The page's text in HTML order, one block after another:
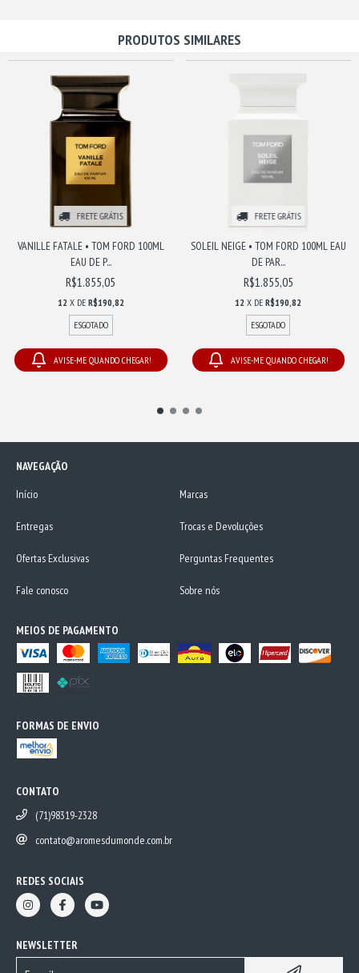
PRODUTOS SIMILARES
FRETE GRÁTIS
VANILLE FATALE • TOM FORD 100ML
EAU DE P...
R$1.855,05
12 X DE R$190,82
ESGOTADO
AVISE-ME QUANDO CHEGAR!
FRETE GRÁTIS
SOLEIL NEIGE • TOM FORD 100ML EAU
DE PAR...
R$1.855,05
12 X DER$190,82
ESGOTADO
AVISE-ME QUANDO CHEGAR!
NAVEGAÇÃO
Início
Marcas
Entregas Trocas e Devoluções
Ofertas Exclusivas Perguntas Frequentes
Fale conosco Sobre nós
MEIOS DE PAGAMENTO
FORMAS DE ENVIO
CONTATO
(71)98319-2328
contato@aromesdumonde.com.br
REDES SOCIAIS
NEWSLETTER